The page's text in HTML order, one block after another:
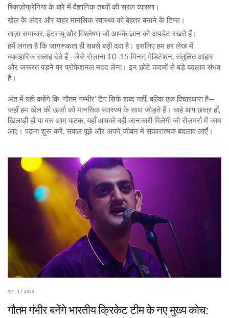
स्किज़ोफ्रेनिया के बारे में वैज्ञानिक तथ्यों की सरल व्याख्या।
खेल के अंदर और बाहर मानसिक स्वास्थ्य को बेहतर बनाने के टिप्स।
ताज़ा समाचार, इंटरव्यू और विश्लेषण जो आपके ज्ञान को अपडेट रखते हैं।
हमें लगता है कि जागरूकता ही सबसे बड़ी दवा है। इसलिए हम हर लेख में
व्यावहारिक सलाह देते हैं—जैसे रोज़ाना 10‑15 मिनट मेडिटेशन, संतुलित आहार
और जरूरत पड़ने पर प्रोफेशनल मदद लेना। इन छोटे कदमों से बड़े बदलाव संभव
हैं।
अंत में यही कहेंगे कि ‘गौतम गम्भीर’ टैग सिर्फ शब्द नहीं, बल्कि एक विचारधारा है—
जहाँ हम खेल की ऊर्जा को मानसिक स्वास्थ्य के साथ जोड़ते हैं। चाहे आप छात्र हों,
खिलाड़ी हों या बस आम पाठक, यहाँ आपको वही जानकारी मिलेगी जो रोज़मर्रा में काम
आए। पढ़ना शुरू करें, सवाल पूछें और अपने जीवन में सकारात्मक बदलाव लाएँ।
जून, 17 2024
गौतम गंभीर बनेंगे भारतीय क्रिकेट टीम के नए मुख्य कोच: